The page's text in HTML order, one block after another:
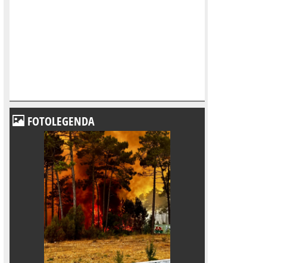
FOTOLEGENDA